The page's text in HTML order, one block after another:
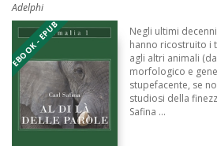
Adelphi
EBOOK - EPUB
Negli ultimi
hanno ricostruito i
agli altri animali
morfologico e
stupefacente, se
studiosi della
Safina ...